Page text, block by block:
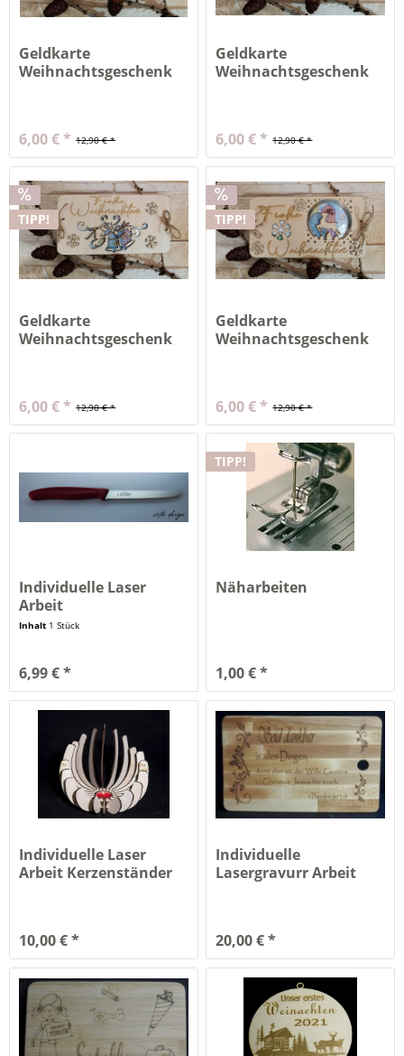
Geldkarte
Weihnachtsgeschenk
12,90 € *
6,00 € *
Geldkarte
Weihnachtsgeschenk
12,90 € *
6,00 € *
TIPP!
Geldkarte
Weihnachtsgeschenk
12,90 € *
6,00 € *
TIPP!
Geldkarte
Weihnachtsgeschenk
12,90 € *
6,00 € *
Individuelle Laser
Arbeit
Inhalt 1 Stück
6,99 € *
TIPP!
Näharbeiten
1,00 € *
Individuelle Laser
Arbeit Kerzenständer
10,00 € *
Individuelle
Lasergravurr Arbeit
20,00 € *